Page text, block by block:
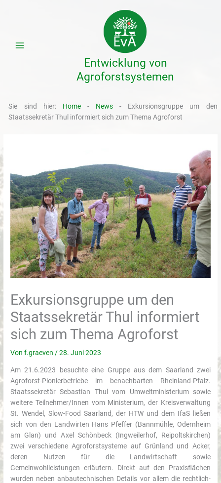
Entwicklung von
Agroforstsystemen
Sie sind hier: Home- News - Exkursionsgruppe um den
Staatssekretär Thul informiert sich zum Thema Agroforst
Exkursionsgruppe um den
Staatssekretär Thul informiert
sich zum Thema Agroforst
Vonf.graeven/28. Juni 2023
Am 21.6.2023 besuchte eine Gruppe aus dem Saarland zwei
Agroforst-Pionierbetriebe im benachbarten Rheinland-Pfalz.
Staatssekretär Sebastian Thul vom Umweltministerium sowie
weitere Teilnehmer/Innen vom Ministerium, der Kreisverwaltung
St. Wendel, Slow-Food Saarland, der HTW und dem IfaS ließen
sich von den Landwirten Hans Pfeffer (Bannmühle, Odernheim
am Glan) und Axel Schönbeck (Ingweilerhof, Reipoltskirchen)
zwei verschiedene Agroforstsysteme auf Grünland und Acker,
deren Nutzen für die Landwirtschaft sowie
Gemeinwohlleistungen erläutern. Direkt auf den Praxisflächen
wurden neben anbautechnischen Details vor allem die rechtlich-